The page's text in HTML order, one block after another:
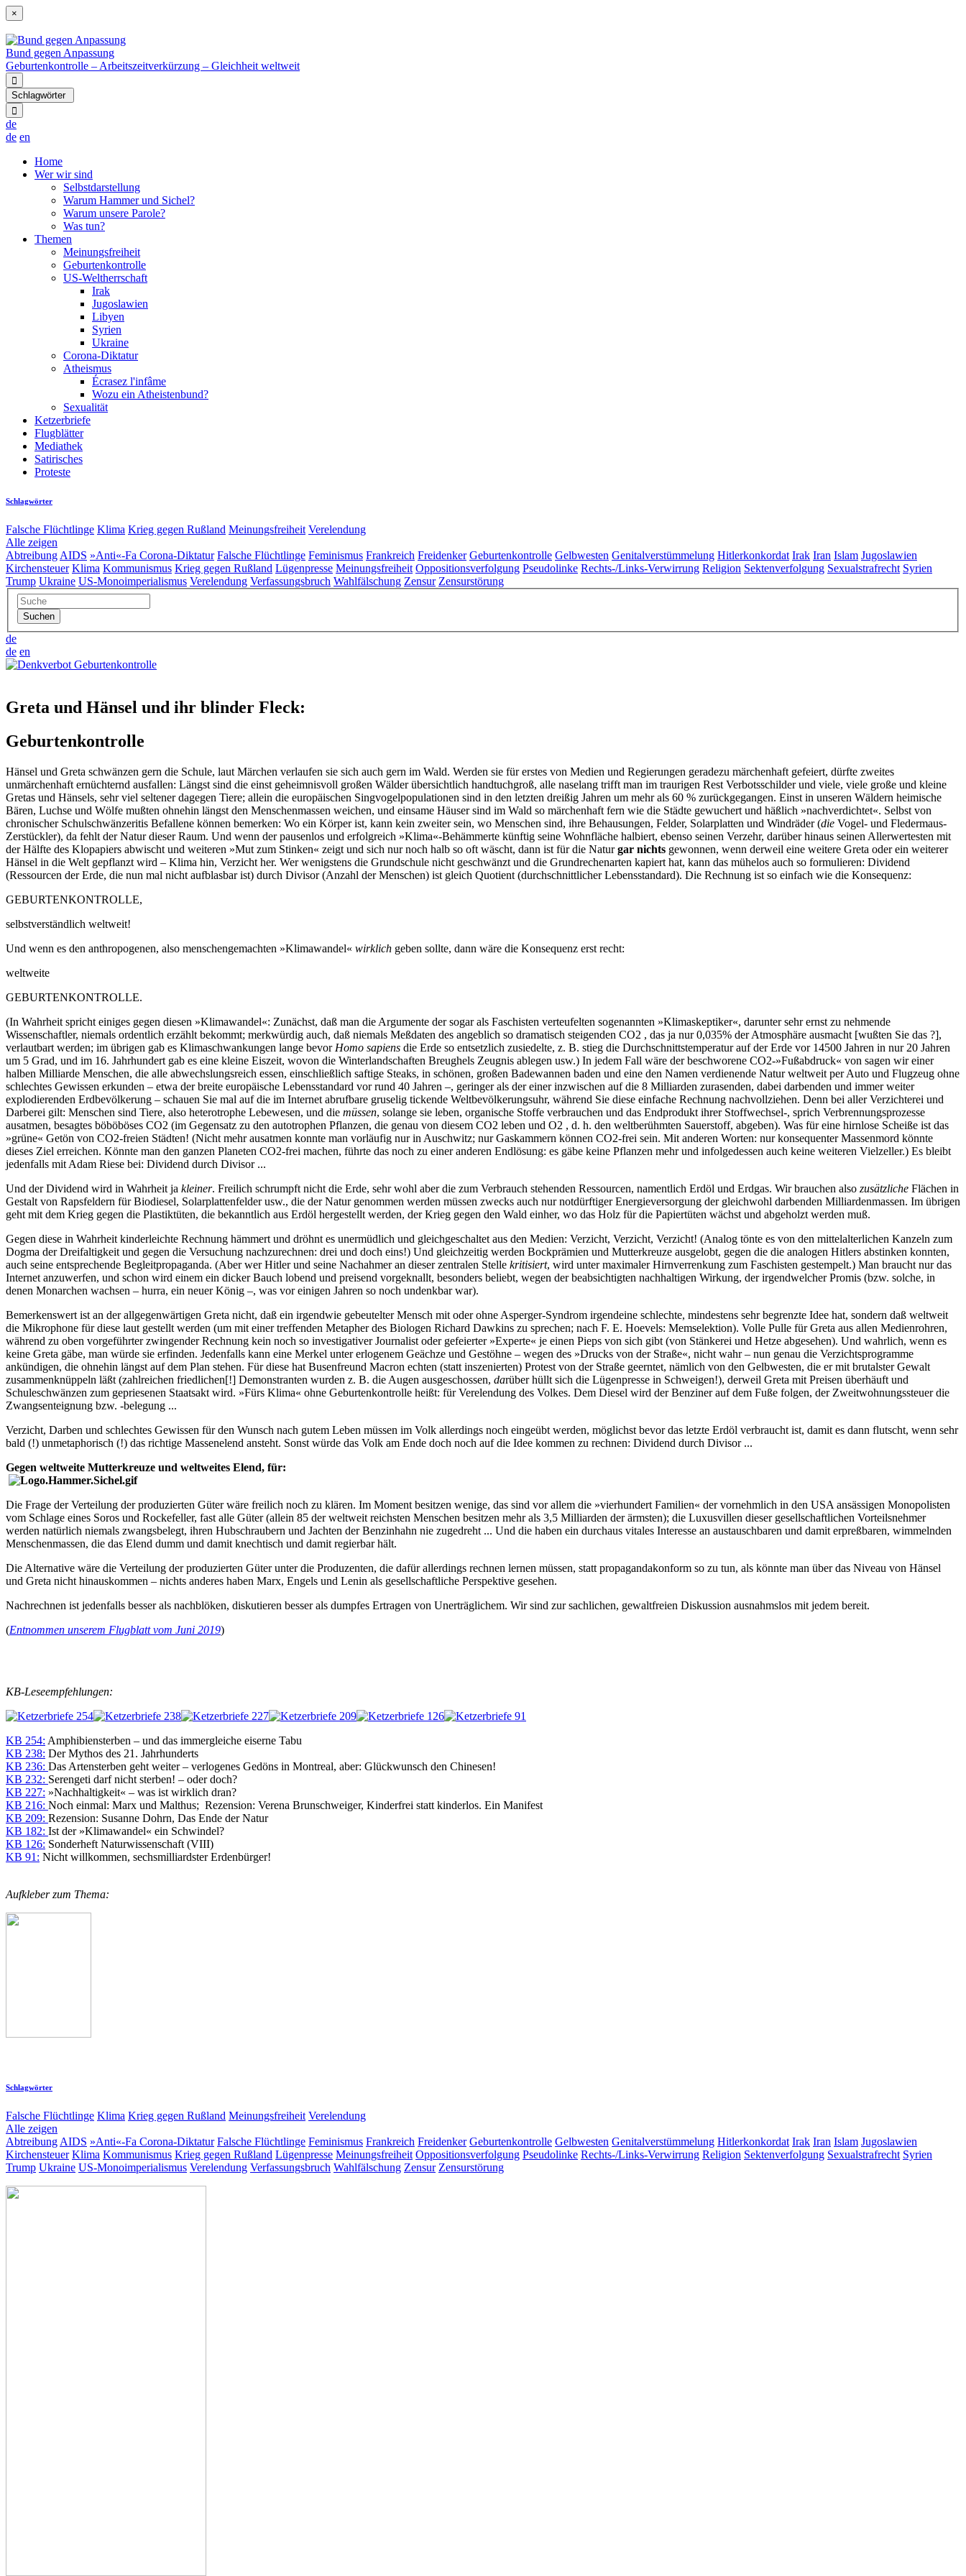
×
Bund gegen Anpassung
Geburtenkontrolle – Arbeitszeitverkürzung – Gleichheit weltweit
Schlagwörter
de
de en
Home
Wer wir sind
Selbstdarstellung
Warum Hammer und Sichel?
Warum unsere Parole?
Was tun?
Themen
Meinungsfreiheit
Geburtenkontrolle
US-Weltherrschaft
Irak
Jugoslawien
Libyen
Syrien
Ukraine
Corona-Diktatur
Atheismus
Écrasez l'infâme
Wozu ein Atheistenbund?
Sexualität
Ketzerbriefe
Flugblätter
Mediathek
Satirisches
Proteste
Schlagwörter
Falsche Flüchtlinge Klima Krieg gegen Rußland Meinungsfreiheit Verelendung
Alle zeigen
Abtreibung AIDS »Anti«-Fa Corona-Diktatur Falsche Flüchtlinge Feminismus Frankreich Freidenker Geburtenkontrolle Gelbwesten Genitalverstümmelung Hitlerkonkordat Irak Iran Islam Jugoslawien
Kirchensteuer Klima Kommunismus Krieg gegen Rußland Lügenpresse Meinungsfreiheit Oppositionsverfolgung Pseudolinke Rechts-/Links-Verwirrung Religion Sektenverfolgung Sexualstrafrecht Syrien
Trump Ukraine US-Monoimperialismus Verelendung Verfassungsbruch Wahlfälschung Zensur Zensurstörung
de
de en
Greta und Hänsel und ihr blinder Fleck:
Geburten­kontrolle
Hänsel und Greta schwänzen gern die Schule, laut Märchen verlaufen sie sich auch gern im Wald. Werden sie für erstes von Medien und Regierungen geradezu märchenhaft gefeiert, dürfte zweites
unmärchenhaft ernüchternd ausfallen: Längst sind die einst geheimnisvoll großen Wälder übersichtlich handtuchgroß, alle naselang trifft man im traurigen Rest Verbotsschilder und viele, viele große und kleine
Gretas und Hänsels, sehr viel seltener dagegen Tiere; allein die europäischen Singvogelpopulationen sind in den letzten dreißig Jahren um mehr als 60 % zurückgegangen. Einst in unseren Wäldern heimische
Bären, Luchse und Wölfe mußten ohnehin längst den Menschenmassen weichen, und einsame Häuser sind im Wald so märchenhaft fern wie die Städte gewuchert und häßlich »nachverdichtet«. Selbst von
chronischer Schulschwänzeritis Befallene können bemerken: Wo ein Körper ist, kann kein zweiter sein, wo Menschen sind, ihre Behausungen, Felder, Solarplatten und Windräder (die Vogel- und Fledermaus-
Zerstückler), da fehlt der Natur dieser Raum. Und wenn der pausenlos und erfolgreich »Klima«-Behämmerte künftig seine Wohnfläche halbiert, ebenso seinen Verzehr, darüber hinaus seinen Allerwertesten mit
der Hälfte des Klopapiers abwischt und weiteren »Mut zum Stinken« zeigt und sich nur noch halb so oft wäscht, dann ist für die Naturgar nichts gewonnen, wenn derweil eine weitere Greta oder ein weiterer
Hänsel in die Welt gepflanzt wird – Klima hin, Verzicht her. Wer wenigstens die Grundschule nicht geschwänzt und die Grundrechenarten kapiert hat, kann das mühelos auch so formulieren: Dividend
(Ressourcen der Erde, die nun mal nicht aufblasbar ist) durch Divisor (Anzahl der Menschen) ist gleich Quotient (durchschnittlicher Lebensstandard). Die Rechnung ist so einfach wie die Konsequenz:
GEBURTENKONTROLLE,
selbstverständlich weltweit!
Und wenn es den anthropogenen, also menschengemachten »Klimawandel« wirklich geben sollte, dann wäre die Konsequenz erst recht:
weltweite
GEBURTENKONTROLLE.
(In Wahrheit spricht einiges gegen diesen »Klimawandel«: Zunächst, daß man die Argumente der sogar als Faschisten verteufelten sogenannten »Klimaskeptiker«, darunter sehr ernst zu nehmende
Wissenschaftler, niemals ordentlich erzählt bekommt; merkwürdig auch, daß niemals Meßdaten des angeblich so dramatisch steigenden CO2 , das ja nur 0,035% der Atmosphäre ausmacht [wußten Sie das ?],
verlautbart werden; im übrigen gab es Klimaschwankungen lange bevor Homo sapiens die Erde so entsetzlich zusiedelte, z. B. stieg die Durchschnittstemperatur auf der Erde vor 14500 Jahren in nur 20 Jahren
um 5 Grad, und im 16. Jahrhundert gab es eine kleine Eiszeit, wovon die Winterlandschaften Breughels Zeugnis ablegen usw.) In jedem Fall wäre der beschworene CO2-»Fußabdruck« von sagen wir einer
halben Milliarde Menschen, die alle abwechslungsreich essen, einschließlich saftige Steaks, in schönen, großen Badewannen baden und eine den Namen verdienende Natur weltweit per Auto und Flugzeug ohne
schlechtes Gewissen erkunden – etwa der breite europäische Lebensstandard vor rund 40 Jahren –, geringer als der einer inzwischen auf die 8 Milliarden zurasenden, dabei darbenden und immer weiter
explodierenden Erdbevölkerung – schauen Sie mal auf die im Internet abrufbare gruselig tickende Weltbevölkerungsuhr, während Sie diese einfache Rechnung nachvollziehen. Denn bei aller Verzichterei und
Darberei gilt: Menschen sind Tiere, also heterotrophe Lebewesen, und die müssen, solange sie leben, organische Stoffe verbrauchen und das Endprodukt ihrer Stoffwechsel-, sprich Verbrennungsprozesse
ausatmen, besagtes böböböses CO2 (im Gegensatz zu den autotrophen Pflanzen, die genau von diesem CO2 leben und O2 , d. h. den weltberühmten Sauerstoff, abgeben). Was für eine hirnlose Scheiße ist das
»grüne« Getön von CO2-freien Städten! (Nicht mehr ausatmen konnte man vorläufig nur in Auschwitz; nur Gaskammern können CO2-frei sein. Mit anderen Worten: nur konsequenter Massenmord könnte
dieses Ziel erreichen. Könnte man den ganzen Planeten CO2-frei machen, führte das noch zu einer anderen Endlösung: es gäbe keine Pflanzen mehr und infolgedessen auch keine weiteren Vielzeller.) Es bleibt
jedenfalls mit Adam Riese bei: Dividend durch Divisor ...
Und der Dividend wird in Wahrheit ja kleiner. Freilich schrumpft nicht die Erde, sehr wohl aber die zum Verbrauch stehenden Ressourcen, namentlich Erdöl und Erdgas. Wir brauchen also zusätzliche Flächen in
Gestalt von Rapsfeldern für Biodiesel, Solarplattenfelder usw., die der Natur genommen werden müssen zwecks auch nur notdürftiger Energieversorgung der gleichwohl darbenden Milliardenmassen. Im übrigen
geht mit dem Krieg gegen die Plastiktüten, die bekanntlich aus Erdöl hergestellt werden, der Krieg gegen den Wald einher, wo das Holz für die Papiertüten wächst und abgeholzt werden muß.
Gegen diese in Wahrheit kinderleichte Rechnung hämmert und dröhnt es unermüdlich und gleichgeschaltet aus den Medien: Verzicht, Verzicht, Verzicht! (Analog tönte es von den mittelalterlichen Kanzeln zum
Dogma der Dreifaltigkeit und gegen die Versuchung nachzurechnen: drei und doch eins!) Und gleichzeitig werden Bockprämien und Mutterkreuze ausgelobt, gegen die die analogen Hitlers abstinken konnten,
auch seine entsprechende Begleitpropaganda. (Aber wer Hitler und seine Nachahmer an dieser zentralen Stelle kritisiert, wird unter maximaler Hirnverrenkung zum Faschisten gestempelt.) Man braucht nur das
Internet anzuwerfen, und schon wird einem ein dicker Bauch lobend und preisend vorgeknallt, besonders beliebt, wegen der beabsichtigten nachhaltigen Wirkung, der irgendwelcher Promis (bzw. solche, in
denen Monarchen wachsen – hurra, ein neuer König –, was vor einigen Jahren so noch undenkbar war).
Bemerkenswert ist an der allgegenwärtigen Greta nicht, daß ein irgendwie gebeutelter Mensch mit oder ohne Asperger-Syndrom irgendeine schlechte, mindestens sehr begrenzte Idee hat, sondern daß weltweit
die Mikrophone für diese laut gestellt werden (um mit einer treffenden Metapher des Biologen Richard Dawkins zu sprechen; nach F. E. Hoevels: Memselektion). Volle Pulle für Greta aus allen Medienrohren,
während zu oben vorgeführter zwingender Rechnung kein noch so investigativer Journalist oder gefeierter »Experte« je einen Pieps von sich gibt (von Stänkerei und Hetze abgesehen). Und wahrlich, wenn es
keine Greta gäbe, man würde sie erfinden. Jedenfalls kann eine Merkel unter erlogenem Geächze und Gestöhne – wegen des »Drucks von der Straße«, nicht wahr – nun genau die Verzichtsprogramme
ankündigen, die ohnehin längst auf dem Plan stehen. Für diese hat Busenfreund Macron echten (statt inszenierten) Protest von der Straße geerntet, nämlich von den Gelbwesten, die er mit brutalster Gewalt
zusammenknüppeln läßt (zahlreichen friedlichen[!] Demonstranten wurden z. B. die Augen ausgeschossen, darüber hüllt sich die Lügenpresse in Schweigen!), derweil Greta mit Preisen überhäuft und
Schuleschwänzen zum gepriesenen Staatsakt wird. »Fürs Klima« ohne Geburtenkontrolle heißt: für Verelendung des Volkes. Dem Diesel wird der Benziner auf dem Fuße folgen, der Zweitwohnungssteuer die
Zwangsenteignung bzw. -belegung ...
Verzicht, Darben und schlechtes Gewissen für den Wunsch nach gutem Leben müssen im Volk allerdings noch eingeübt werden, möglichst bevor das letzte Erdöl verbraucht ist, damit es dann flutscht, wenn sehr
bald (!) unmetaphorisch (!) das richtige Massenelend ansteht. Sonst würde das Volk am Ende doch noch auf die Idee kommen zu rechnen: Dividend durch Divisor ...
Gegen weltweite Mutterkreuze und weltweites Elend, für:
Die Frage der Verteilung der produzierten Güter wäre freilich noch zu klären. Im Moment besitzen wenige, das sind vor allem die »vierhundert Familien« der vornehmlich in den USA ansässigen Monopolisten
vom Schlage eines Soros und Rockefeller, fast alle Güter (allein 85 der weltweit reichsten Menschen besitzen mehr als 3,5 Milliarden der ärmsten); die Luxusvillen dieser gesellschaftlichen Vorteilsnehmer
werden natürlich niemals zwangsbelegt, ihren Hubschraubern und Jachten der Benzinhahn nie zugedreht ... Und die haben ein durchaus vitales Interesse an austauschbaren und damit erpreßbaren, wimmelnden
Menschenmassen, die das Elend dumm und damit knechtisch und damit regierbar hält.
Die Alternative wäre die Verteilung der produzierten Güter unter die Produzenten, die dafür allerdings rechnen lernen müssen, statt propagandakonform so zu tun, als könnte man über das Niveau von Hänsel
und Greta nicht hinauskommen – nichts anderes haben Marx, Engels und Lenin als gesellschaftliche Perspektive gesehen.
Nachrechnen ist jedenfalls besser als nachblöken, diskutieren besser als dumpfes Ertragen von Unerträglichem. Wir sind zur sachlichen, gewaltfreien Diskussion ausnahmslos mit jedem bereit.
(Entnommen unserem Flugblatt vom Juni 2019)
KB-Leseempfehlungen:
KB 254: Amphibiensterben – und das immergleiche eiserne Tabu
KB 238: Der Mythos des 21. Jahrhunderts
KB 236: Das Artensterben geht weiter – verlogenes Gedöns in Montreal, aber: Glückwunsch den Chinesen!
KB 232: Serengeti darf nicht sterben! – oder doch?
KB 227: »Nachhaltigkeit« – was ist wirklich dran?
KB 216: Noch einmal: Marx und Malthus; Rezension: Verena Brunschweiger, Kinderfrei statt kinderlos. Ein Manifest
KB 209: Rezension: Susanne Dohrn, Das Ende der Natur
KB 182: Ist der »Klimawandel« ein Schwindel?
KB 126: Sonderheft Naturwissenschaft (VIII)
KB 91: Nicht willkommen, sechsmilliardster Erdenbürger!
Aufkleber zum Thema:
Schlagwörter
Falsche Flüchtlinge Klima Krieg gegen Rußland Meinungsfreiheit Verelendung
Alle zeigen
Abtreibung AIDS »Anti«-Fa Corona-Diktatur Falsche Flüchtlinge Feminismus Frankreich Freidenker Geburtenkontrolle Gelbwesten Genitalverstümmelung Hitlerkonkordat Irak Iran Islam Jugoslawien
Kirchensteuer Klima Kommunismus Krieg gegen Rußland Lügenpresse Meinungsfreiheit Oppositionsverfolgung Pseudolinke Rechts-/Links-Verwirrung Religion Sektenverfolgung Sexualstrafrecht Syrien
Trump Ukraine US-Monoimperialismus Verelendung Verfassungsbruch Wahlfälschung Zensur Zensurstörung